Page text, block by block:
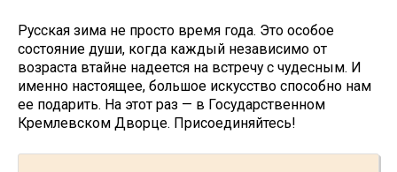
Русская зима не просто время года. Это особое
состояние души, когда каждый независимо от
возраста втайне надеется на встречу с чудесным. И
именно настоящее, большое искусство способно нам
ее подарить. На этот раз — в Государственном
Кремлевском Дворце. Присоединяйтесь!